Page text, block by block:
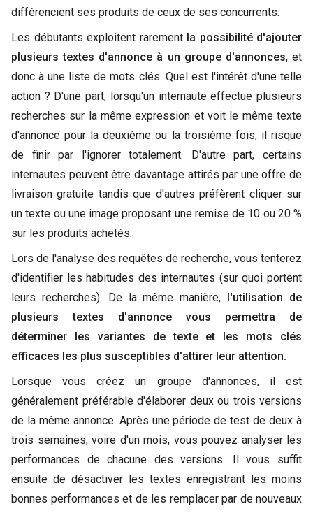
différencient ses produits de ceux de ses concurrents.
Les débutants exploitent rarement la possibilité d'ajouter
plusieurs textes d'annonce à un groupe d'annonces, et
donc à une liste de mots clés. Quel est l'intérêt d'une telle
action ? D'une part, lorsqu'un internaute effectue plusieurs
recherches sur la même expression et voit le même texte
d'annonce pour la deuxième ou la troisième fois, il risque
de finir par l'ignorer totalement. D'autre part, certains
internautes peuvent être davantage attirés par une offre de
livraison gratuite tandis que d'autres préfèrent cliquer sur
un texte ou une image proposant une remise de 10 ou 20 %
sur les produits achetés.
Lors de l'analyse des requêtes de recherche, vous tenterez
d'identifier les habitudes des internautes (sur quoi portent
leurs recherches). De la même manière, l'utilisation de
plusieurs textes d'annonce vous permettra de
déterminer les variantes de texte et les mots clés
efficaces les plus susceptibles d'attirer leur attention.
Lorsque vous créez un groupe d'annonces, il est
généralement préférable d'élaborer deux ou trois versions
de la même annonce. Après une période de test de deux à
trois semaines, voire d'un mois, vous pouvez analyser les
performances de chacune des versions. Il vous suffit
ensuite de désactiver les textes enregistrant les moins
bonnes performances et de les remplacer par de nouveaux